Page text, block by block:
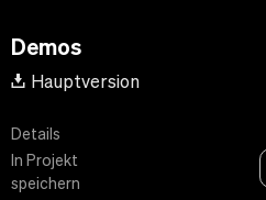
Demos
Hauptversion
Details
In Projekt
speichern